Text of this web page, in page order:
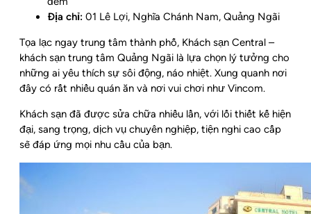
Địa chỉ: 01 Lê Lợi, Nghĩa Chánh Nam, Quảng Ngãi
Tọa lạc ngay trung tâm thành phố, Khách sạn Central –
khách sạn trung tâm Quảng Ngãi là lựa chọn lý tưởng cho
những ai yêu thích sự sôi động, náo nhiệt. Xung quanh nơi
đây có rất nhiều quán ăn và nơi vui chơi như Vincom.
Khách sạn đã được sửa chữa nhiều lần, với lối thiết kế hiện
đại, sang trọng, dịch vụ chuyên nghiệp, tiện nghi cao cấp
sẽ đáp ứng mọi nhu cầu của bạn.